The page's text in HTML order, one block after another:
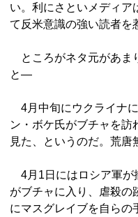
い。利にさといメディア
て反米意識の強い読者を
ところがネタ元があま
と―
4月中旬にウクライナ
ン・ボケ氏がブチャを訪
見た、というのだ。荒唐
4月1日にはロシア軍が
がブチャに入り、虐殺の
にマスグレイブを自らの